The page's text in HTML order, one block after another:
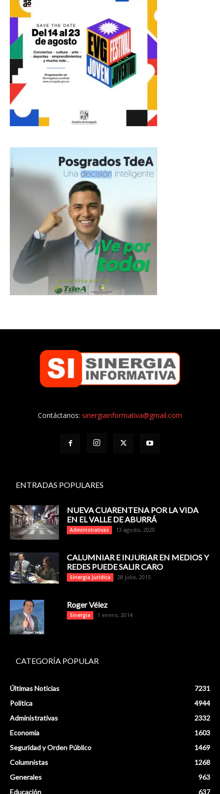
Contáctanos: sinergiainformativa@gmail.com
ENTRADAS POPULARES
NUEVA CUARENTENA POR LA VIDA
EN EL VALLE DE ABURRÁ
Administrativas 13 agosto, 2020
CALUMNIAR E INJURIAR EN MEDIOS Y
REDES PUEDE SALIR CARO
Sinergia Jurídica 28 julio, 2015
Roger Vélez
Sinergia 1 enero, 2014
CATEGORÍA POPULAR
Últimas Noticias
7231
Política
4944
Administrativas
2332
Economía
1603
Seguridad y Orden Público
1469
Columnistas
1268
Generales
963
Educación
637